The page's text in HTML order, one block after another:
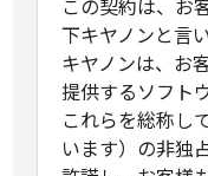
この契約は、お
下キヤノンと言
キヤノンは、お
提供するソフト
これらを総称し
います）の非独